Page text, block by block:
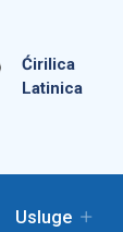
Ćirilica
Latinica
Usluge